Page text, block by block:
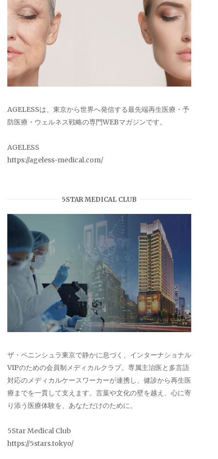
AGELESSは、東京から世界へ発信する最先端再生医療・予
防医療・ウェルネス戦略の専門WEBマガジンです。
AGELESS
https://ageless-medical.com/
5STAR MEDICAL CLUB
ザ・ペニンシュラ東京で静かに息づく、インターナショナル
VIPのための会員制メディカルクラブ。専属主治医と多言語
対応のメディカルケースワーカーが連携し、健診から再生医
療までを一貫して支えます。言葉や文化の壁を越え、心に寄
り添う医療体験を、あなただけのために。
5Star Medical Club
https://5stars.tokyo/